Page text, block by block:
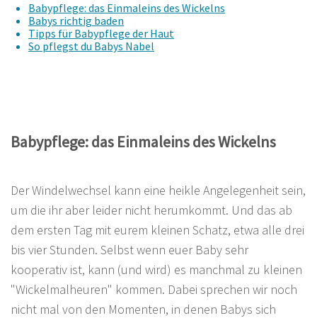
Babypflege: das Einmaleins des Wickelns
Babys richtig baden
Tipps für Babypflege der Haut
So pflegst du Babys Nabel
Babypflege: das Einmaleins des Wickelns
Der Windelwechsel kann eine heikle Angelegenheit sein,
um die ihr aber leider nicht herumkommt. Und das ab
dem ersten Tag mit eurem kleinen Schatz, etwa alle drei
bis vier Stunden. Selbst wenn euer Baby sehr
kooperativ ist, kann (und wird) es manchmal zu kleinen
"Wickelmalheuren" kommen. Dabei sprechen wir noch
nicht mal von den Momenten, in denen Babys sich